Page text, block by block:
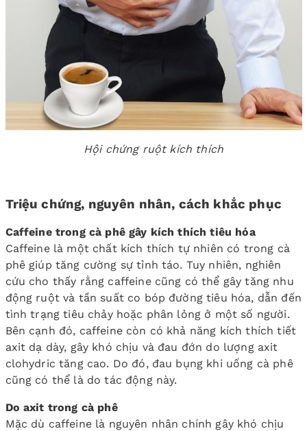
Hội chứng ruột kích thích
Triệu chứng, nguyên nhân, cách khắc phục
Caffeine trong cà phê gây kích thích tiêu hóa
Caffeine là một chất kích thích tự nhiên có trong cà
phê giúp tăng cường sự tỉnh táo. Tuy nhiên, nghiên
cứu cho thấy rằng caffeine cũng có thể gây tăng nhu
động ruột và tần suất co bóp đường tiêu hóa, dẫn đến
tình trạng tiêu chảy hoặc phân lỏng ở một số người.
Bên cạnh đó, caffeine còn có khả năng kích thích tiết
axit dạ dày, gây khó chịu và đau đớn do lượng axit
clohydric tăng cao. Do đó, đau bụng khi uống cà phê
cũng có thể là do tác động này.
Do axit trong cà phê
Mặc dù caffeine là nguyên nhân chính gây khó chịu